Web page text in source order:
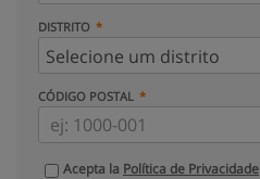
DISTRITO
CÓDIGO POSTAL
Acepta la Política de Privacidade